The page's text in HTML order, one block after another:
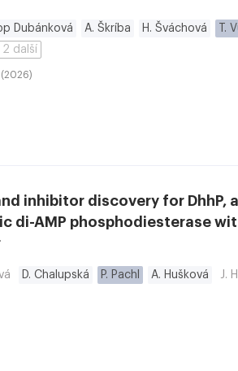
Dubánková A. Škríba H. Šváchová
T.
2 další
(2026)
inhibitor discovery for DhhP, a
di-AMP phosphodiesterase
D. Chalupská P. Pachl A. Hušková
J.